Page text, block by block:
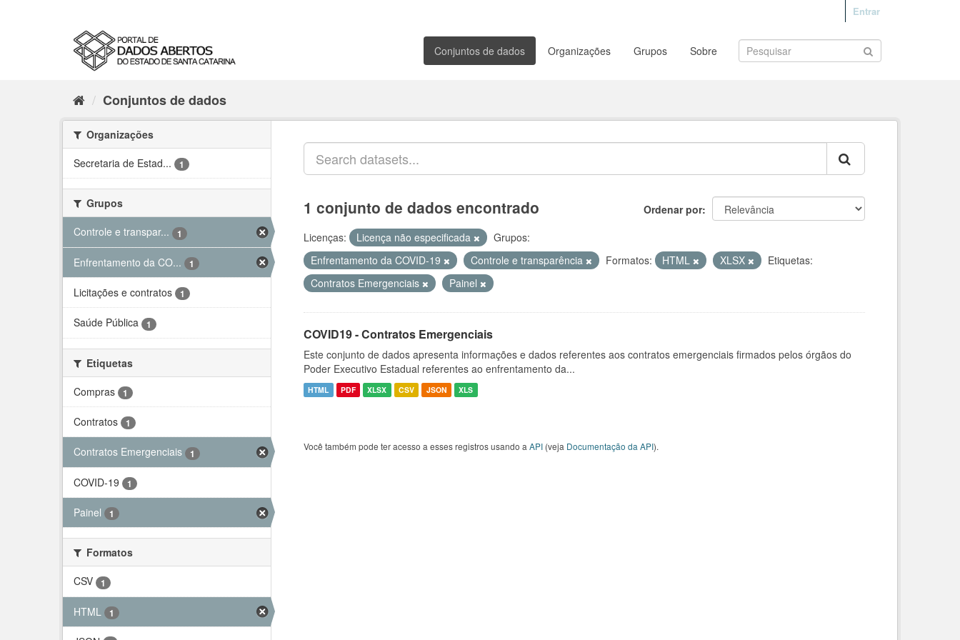
Entrar
Conjuntos de dados Organizações Grupos Sobre
Conjuntos de dados
Organizações
Secretaria de Estad...
1
Grupos
Controle e transpar...
1
Enfrentamento da CO... 1
Licitações e contratos 1
Saúde Pública 1
Etiquetas
Compras
1
Contratos 1
Contratos Emergenciais 1
COVID-19 1
Painel 1
Formatos
CSV
1
HTML 1
Ordenar por
1 conjunto de dados encontrado
Licenças: Licença não especificada
Grupos:
Enfrentamento da COVID-19
Controle e transparência Formatos: HTML XLSX
Etiquetas:
Contratos Emergenciais
Painel
COVID19 - Contratos Emergenciais
Este conjunto de dados apresenta informações e dados referentes aos contratos emergenciais firmados pelos órgãos do
Poder Executivo Estadual referentes ao enfrentamento da...
HTML PDF XLSX CSV JSON XLS
Você também pode ter acesso a esses registros usando a API (veja Documentação da API).